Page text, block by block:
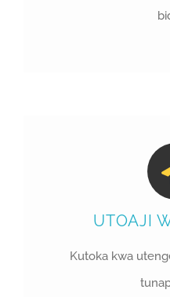
UTOAJI
Kutoka kwa